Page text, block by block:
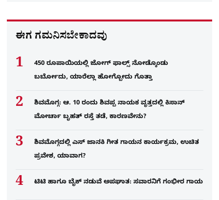
ಈಗ ಗಮನಿಸಬೇಕಾದವು
450 ರೂಪಾಯಿಯಲ್ಲಿ ಜೋಗ್​ ಫಾಲ್ಸ್​ ನೋಡ್ಕೊಂಡು
ಬರ್ಬೋದು, ಯಾರೆಲ್ಲಾ ಹೋಗ್ಬೋದು ಗೊತ್ತಾ
ಶಿವಮೊಗ್ಗ: ಆ. 10 ರಂದು ಶಿವಪ್ಪ ನಾಯಕ ವೃತ್ತದಲ್ಲಿ ಕಿಸಾನ್
ಮೋರ್ಚಾ ಬೃಹತ್ ರಸ್ತೆ ತಡೆ, ಕಾರಣವೇನು?
ಶಿವಮೊಗ್ಗದಲ್ಲಿ ಎಸ್​ ಜಾನಕಿ ಗೀತ ಗಾಯನ ಕಾರ್ಯಕ್ರಮ, ಉಚಿತ
ಪ್ರವೇಶ, ಯಾವಾಗ?
ಟಿಟಿ ಹಾಗೂ ಬೈಕ್ ನಡುವೆ ಅಪಘಾತ: ಸವಾರನಿಗೆ ಗಂಭೀರ ಗಾಯ